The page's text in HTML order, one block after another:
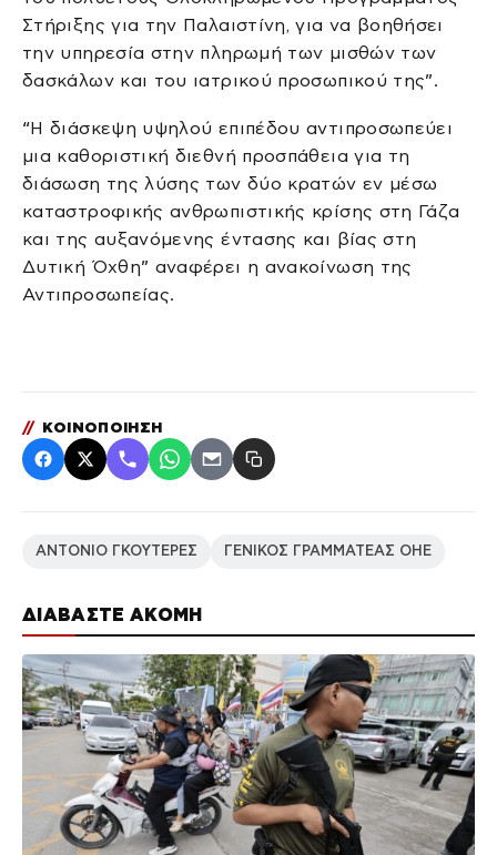
ΔΙΑΒΑΣΤΕ ΑΚΟΜΗ
Στήριξης για την Παλαιστίνη, για να βοηθήσει
την υπηρεσία στην πληρωμή των μισθών των
δασκάλων και του ιατρικού προσωπικού της”.
“Η διάσκεψη υψηλού επιπέδου αντιπροσωπεύει
μια καθοριστική διεθνή προσπάθεια για τη
διάσωση της λύσης των δύο κρατών εν μέσω
καταστροφικής ανθρωπιστικής κρίσης στη Γάζα
και της αυξανόμενης έντασης και βίας στη
Δυτική Όχθη” αναφέρει η ανακοίνωση της
Αντιπροσωπείας.
// ΚΟΙΝΟΠΟΙΗΣΗ
ΑΝΤΟΝΙΟ ΓΚΟΥΤΕΡΕΣ ΓΕΝΙΚΟΣ ΓΡΑΜΜΑΤΕΑΣ ΟΗΕ